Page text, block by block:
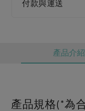
付款與運送
產品介紹
產品規格(*為